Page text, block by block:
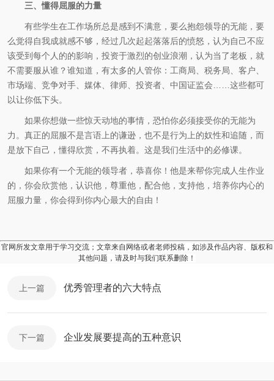
三、懂得屈服的力量
有些学生在工作场所总是感到不满意，要么抱怨领导的无能，要
么觉得自我成就感不够，经过几次起起落落后的愤怒，认为自己不应
该受到每个人的的影响，投资于激烈的创业浪潮，认为当了老板，就
不需要服从谁？谁知道，有太多的人管你：工商局、税务局、客户、
市场端、竞争对手、媒体、律师、投资者、中国证监会……这些都可
以让你低下头。
如果你想做一些惊天动地的事情，恐怕你必须接受你的无能为
力。真正的屈服不是言语上的谦逊，也不是行为上的奴性和追随，而
是放下自己，懂得欣赏，不再执着。这是我们生活中的必修课。
如果你有一个无能的领导者，恭喜你！他是来帮你完成人生作业
的，你会欣赏他，认识他，尊重他，配合他，支持他，培养你内心的
屈服力量，你会得到你内心最大的自由！
官网所发文章用于学习交流；文章来自网络或者老师投稿，如涉及作品内容、版权和
其他问题，请及时与我们联系删除！
上一篇 优秀管理者的六大特点
下一篇 企业发展要提高的五种意识